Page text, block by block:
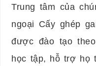
Trung tâm của
ngoại Cấy ghép
được đào tạo
học tập, hỗ trợ họ